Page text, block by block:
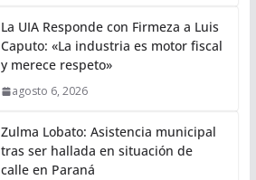
La UIA Responde con Firmeza a Luis
Caputo: «La industria es motor fiscal
y merece respeto»
agosto 6, 2026
Zulma Lobato: Asistencia municipal
tras ser hallada en situación de
calle en Paraná